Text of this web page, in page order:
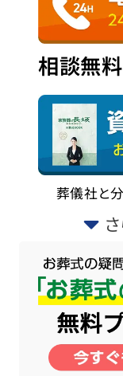
相談無料
葬儀社と